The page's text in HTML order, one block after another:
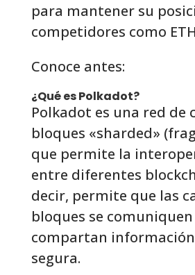
para mantener su
competidores como
Conoce antes:
¿Qué es Polkadot?
Polkadot es una red de
bloques «sharded»
que permite la
entre diferentes
decir, permite que las
bloques se
compartan
segura.